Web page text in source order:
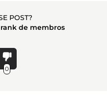
POST?
de membros
0